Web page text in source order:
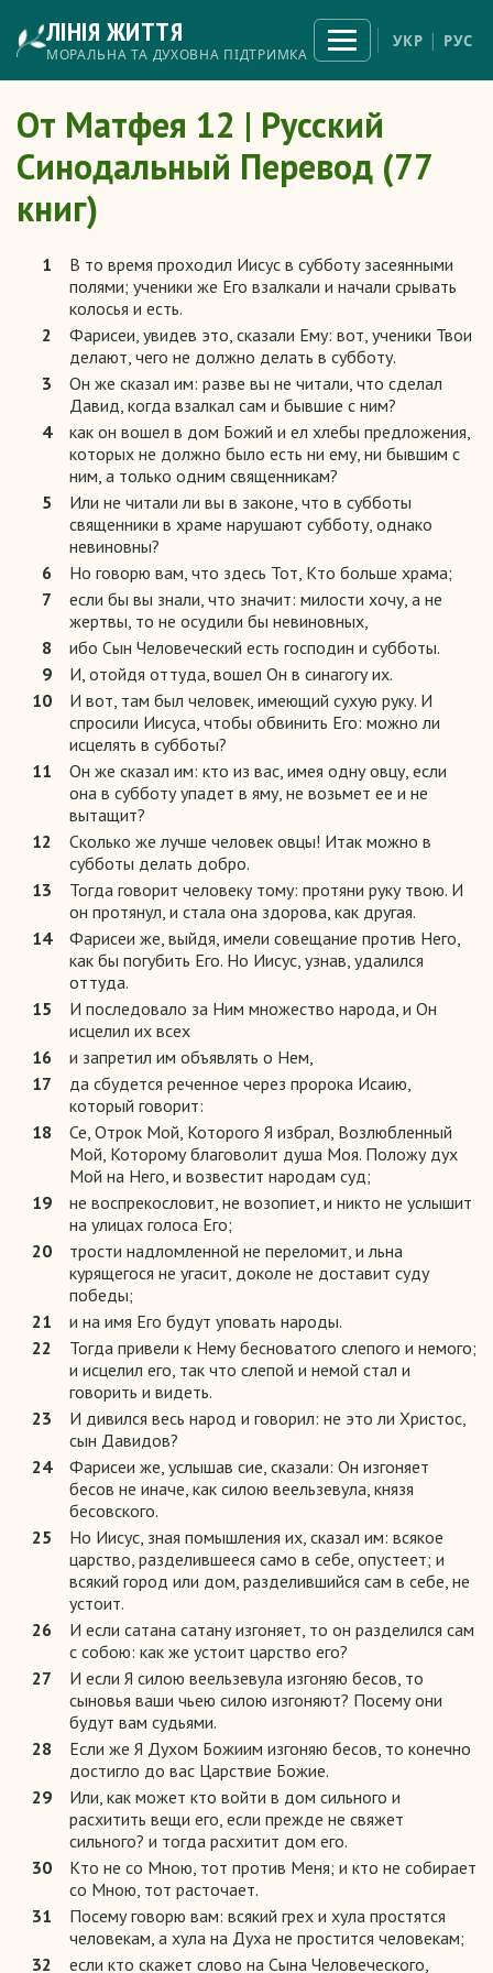
до
основного
вмісту
ЛІНІЯ ЖИТТЯ
МОРАЛЬНА ТА ДУХОВНА ПІДТРИМКА
Відкрити
меню
УКР РУС
От Матфея 12 | Русский
Синодальный Перевод (77
книг)
1
В то время проходил Иисус в субботу засеянными
полями; ученики же Его взалкали и начали срывать
колосья и есть.
2
Фарисеи, увидев это, сказали Ему: вот, ученики Твои
делают, чего не должно делать в субботу.
3
Он же сказал им: разве вы не читали, что сделал
Давид, когда взалкал сам и бывшие с ним?
4
как он вошел в дом Божий и ел хлебы предложения,
которых не должно было есть ни ему, ни бывшим с
ним, а только одним священникам?
5
Или не читали ли вы в законе, что в субботы
священники в храме нарушают субботу, однако
невиновны?
6
Но говорю вам, что здесь Тот, Кто больше храма;
7
если бы вы знали, что значит: милости хочу, а не
жертвы, то не осудили бы невиновных,
8
ибо Сын Человеческий есть господин и субботы.
9
И, отойдя оттуда, вошел Он в синагогу их.
10
И вот, там был человек, имеющий сухую руку. И
спросили Иисуса, чтобы обвинить Его: можно ли
исцелять в субботы?
11
Он же сказал им: кто из вас, имея одну овцу, если
она в субботу упадет в яму, не возьмет ее и не
вытащит?
12
Сколько же лучше человек овцы! Итак можно в
субботы делать добро.
13
Тогда говорит человеку тому: протяни руку твою. И
он протянул, и стала она здорова, как другая.
14
Фарисеи же, выйдя, имели совещание против Него,
как бы погубить Его. Но Иисус, узнав, удалился
оттуда.
15
И последовало за Ним множество народа, и Он
исцелил их всех
16
и запретил им объявлять о Нем,
17
да сбудется реченное через пророка Исаию,
который говорит:
18
Се, Отрок Мой, Которого Я избрал, Возлюбленный
Мой, Которому благоволит душа Моя. Положу дух
Мой на Него, и возвестит народам суд;
19
не воспрекословит, не возопиет, и никто не услышит
на улицах голоса Его;
20
трости надломленной не переломит, и льна
курящегося не угасит, доколе не доставит суду
победы;
21
и на имя Его будут уповать народы.
22
Тогда привели к Нему бесноватого слепого и немого;
и исцелил его, так что слепой и немой стал и
говорить и видеть.
23
И дивился весь народ и говорил: не это ли Христос,
сын Давидов?
24
Фарисеи же, услышав сие, сказали: Он изгоняет
бесов не иначе, как силою веельзевула, князя
бесовского.
25
Но Иисус, зная помышления их, сказал им: всякое
царство, разделившееся само в себе, опустеет; и
всякий город или дом, разделившийся сам в себе, не
устоит.
26
И если сатана сатану изгоняет, то он разделился сам
с собою: как же устоит царство его?
27
И если Я силою веельзевула изгоняю бесов, то
сыновья ваши чьею силою изгоняют? Посему они
будут вам судьями.
28
Если же Я Духом Божиим изгоняю бесов, то конечно
достигло до вас Царствие Божие.
29
Или, как может кто войти в дом сильного и
расхитить вещи его, если прежде не свяжет
сильного? и тогда расхитит дом его.
30
Кто не со Мною, тот против Меня; и кто не собирает
со Мною, тот расточает.
31
Посему говорю вам: всякий грех и хула простятся
человекам, а хула на Духа не простится человекам;
32
если кто скажет слово на Сына Человеческого,